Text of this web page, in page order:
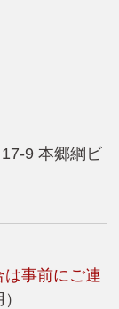
9 本郷綱ビ
は事前にご連